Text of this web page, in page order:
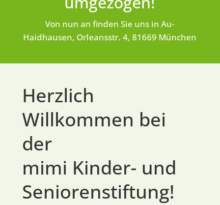
Von nun an finden Sie uns in Au-
Haidhausen, Orleansstr. 4, 81669 München
Herzlich
Willkommen bei
der
mimi Kinder- und
Seniorenstiftung!